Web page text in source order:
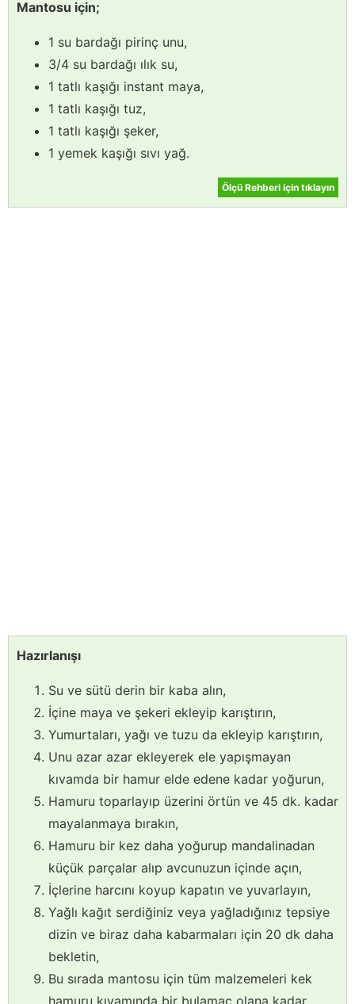
Mantosu için;
1 su bardağı pirinç unu,
3/4 su bardağı ılık su,
1 tatlı kaşığı instant maya,
1 tatlı kaşığı tuz,
1 tatlı kaşığı şeker,
1 yemek kaşığı sıvı yağ.
Ölçü Rehberi için tıklayın
Hazırlanışı
Su ve sütü derin bir kaba alın,
İçine maya ve şekeri ekleyip karıştırın,
Yumurtaları, yağı ve tuzu da ekleyip karıştırın,
Unu azar azar ekleyerek ele yapışmayan
kıvamda bir hamur elde edene kadar yoğurun,
Hamuru toparlayıp üzerini örtün ve 45 dk. kadar
mayalanmaya bırakın,
Hamuru bir kez daha yoğurup mandalinadan
küçük parçalar alıp avcunuzun içinde açın,
İçlerine harcını koyup kapatın ve yuvarlayın,
Yağlı kağıt serdiğiniz veya yağladığınız tepsiye
dizin ve biraz daha kabarmaları için 20 dk daha
bekletin,
Bu sırada mantosu için tüm malzemeleri kek